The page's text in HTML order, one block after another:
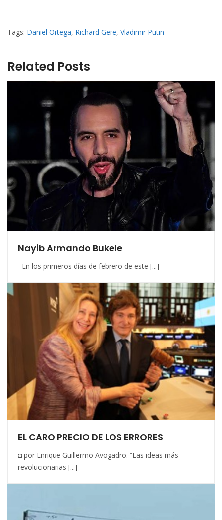
Tags: Daniel Ortega, Richard Gere, Vladimir Putin
Related Posts
Nayib Armando Bukele
En los primeros días de febrero de este [...]
EL CARO PRECIO DE LOS ERRORES
◘ por Enrique Guillermo Avogadro. “Las ideas más
revolucionarias [...]